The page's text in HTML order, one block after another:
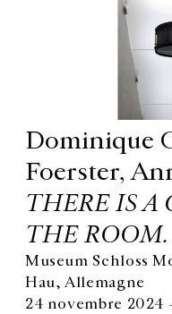
Dominique
Foerster,
THERE IS A
THE ROOM.
Museum Schloss
Hau, Allemagne
24 novembre